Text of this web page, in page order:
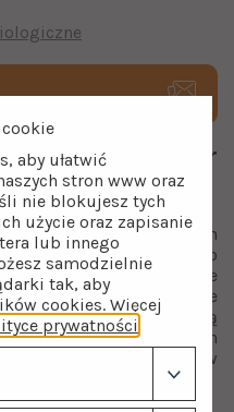
filtr
podzlewowy system
oczyszcza wodę do
i metale ciężkie, nie
temu filtry kuchenne
z wody, którą
stosowane są w domach
szpitalach oraz w
aby ułatwić
stron www oraz
nie blokujesz tych
użycie oraz zapisanie
lub innego
samodzielnie
tak, aby
cookies. Więcej
prywatności